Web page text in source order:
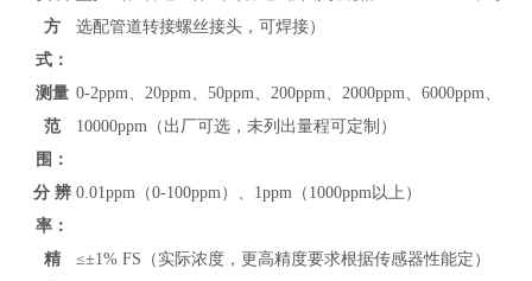
方
式：
选配管道转接螺丝接头，可焊接）
测量
范
围：
0-2ppm、20ppm、50ppm、200ppm、2000ppm、6000ppm、
10000ppm （ 出厂可选，未列出量程可定制）
分 辨
率：
0.01ppm（0-100ppm）、1ppm（1000ppm以上）
精
≤±1% FS（实际浓度，更高精度要求根据传感器性能定）